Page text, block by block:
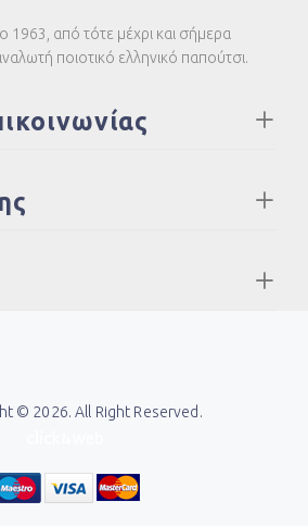
1963, από τότε μέχρι και σήμερα
ποιοτικό ελληνικό παπούτσι.
© 2026. All Right Reserved.